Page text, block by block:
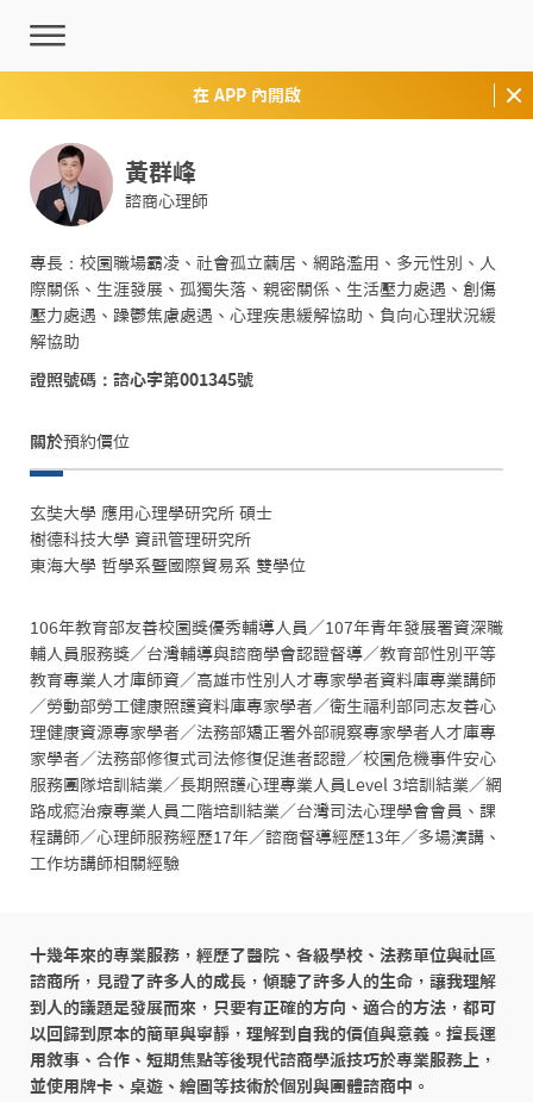
在 APP 內開啟
黃群峰
諮商心理師
專長：校園職場霸凌、社會孤立繭居、網路濫用、多元性別、人
際關係、生涯發展、孤獨失落、親密關係、生活壓力處遇、創傷
壓力處遇、躁鬱焦慮處遇、心理疾患緩解協助、負向心理狀況緩
解協助
證照號碼：諮心字第001345號
關於預約價位
玄奘大學 應用心理學研究所 碩士
樹德科技大學 資訊管理研究所
東海大學 哲學系暨國際貿易系 雙學位
106年教育部友善校園獎優秀輔導人員／107年青年發展署資深職
輔人員服務獎／台灣輔導與諮商學會認證督導／教育部性別平等
教育專業人才庫師資／高雄市性別人才專家學者資料庫專業講師
／勞動部勞工健康照護資料庫專家學者／衛生福利部同志友善心
理健康資源專家學者／法務部矯正署外部視察專家學者人才庫專
家學者／法務部修復式司法修復促進者認證／校園危機事件安心
服務團隊培訓結業／長期照護心理專業人員Level 3培訓結業／網
路成癮治療專業人員二階培訓結業／台灣司法心理學會會員、課
程講師／心理師服務經歷17年／諮商督導經歷13年／多場演講、
工作坊講師相關經驗
十幾年來的專業服務，經歷了醫院、各級學校、法務單位與社區
諮商所，見證了許多人的成長，傾聽了許多人的生命，讓我理解
到人的議題是發展而來，只要有正確的方向、適合的方法，都可
以回歸到原本的簡單與寧靜，理解到自我的價值與意義。擅長運
用敘事、合作、短期焦點等後現代諮商學派技巧於專業服務上，
並使用牌卡、桌遊、繪圖等技術於個別與團體諮商中。